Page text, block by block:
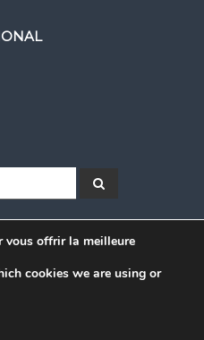
Search
2026Grupsa
vous offrir la meilleure
cookies we are using or